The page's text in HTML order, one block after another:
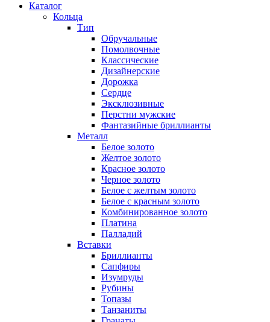
Каталог
Кольца
Тип
Обручальные
Помолвочные
Классические
Дизайнерские
Дорожка
Сердце
Эксклюзивные
Перстни мужские
Фантазийные бриллианты
Металл
Белое золото
Желтое золото
Красное золото
Черное золото
Белое с желтым золото
Белое с красным золото
Комбинированное золото
Платина
Палладий
Вставки
Бриллианты
Сапфиры
Изумруды
Рубины
Топазы
Танзаниты